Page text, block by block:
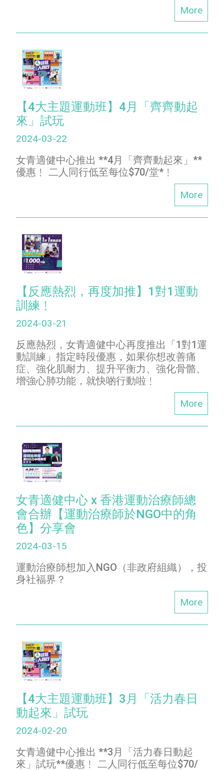
More
【4大主題運動班】4月「齊齊動起
來」試玩
2024-03-22
女青適健中心推出 **4月「齊齊動起來」**
優惠﹗ 二人同行低至每位$70/堂*﹗
More
【反應熱烈，再度加推】1對1運動
訓練﹗
2024-03-21
反應熱烈，女青適健中心再度推出「1對1運
動訓練」指定時段優惠，如果你想改善痛
症、強化肌耐力、提升平衡力、強化骨骼、
增強心肺功能，就快啲行動啦﹗
More
女青適健中心 x 香港運動治療師總
會合辦【運動治療師於NGO中的角
色】分享會
2024-03-15
運動治療師想加入NGO（非政府組織），投
身社福界？
More
【4大主題運動班】3月「活力春日
動起來」試玩
2024-02-20
女青適健中心推出 **3月「活力春日動起
來」試玩**優惠﹗ 二人同行低至每位$70/